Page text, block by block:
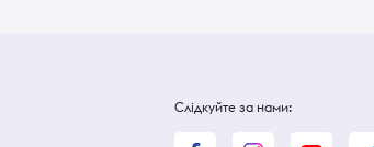
Слідкуйте за нами: